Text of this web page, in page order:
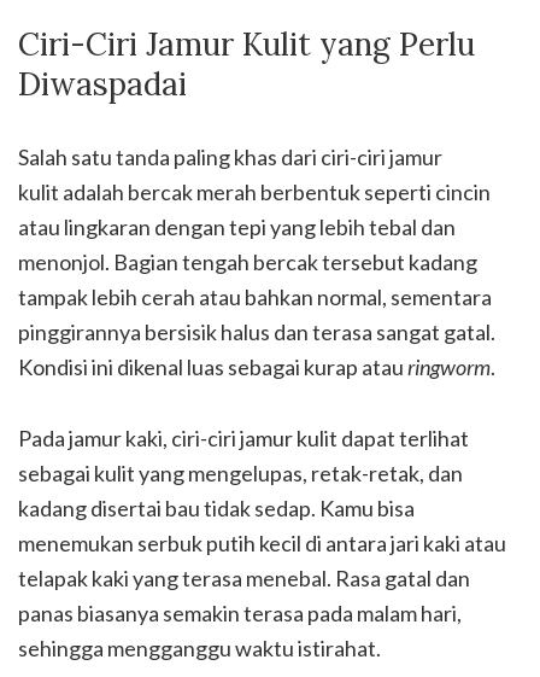
Ciri-Ciri Jamur Kulit yang Perlu
Diwaspadai
Salah satu tanda paling khas dari ciri-ciri jamur
kulit adalah bercak merah berbentuk seperti cincin
atau lingkaran dengan tepi yang lebih tebal dan
menonjol. Bagian tengah bercak tersebut kadang
tampak lebih cerah atau bahkan normal, sementara
pinggirannya bersisik halus dan terasa sangat gatal.
Kondisi ini dikenal luas sebagai kurap atauringworm.
Pada jamur kaki, ciri-ciri jamur kulit dapat terlihat
sebagai kulit yang mengelupas, retak-retak, dan
kadang disertai bau tidak sedap. Kamu bisa
menemukan serbuk putih kecil di antara jari kaki atau
telapak kaki yang terasa menebal. Rasa gatal dan
panas biasanya semakin terasa pada malam hari,
sehingga mengganggu waktu istirahat.